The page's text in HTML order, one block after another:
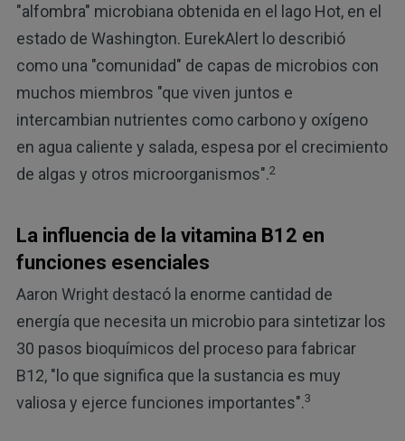
"alfombra" microbiana obtenida en el lago Hot, en el
estado de Washington. EurekAlert lo describió
como una "comunidad" de capas de microbios con
muchos miembros "que viven juntos e
intercambian nutrientes como carbono y oxígeno
en agua caliente y salada, espesa por el crecimiento
de algas y otros microorganismos".2
La influencia de la vitamina B12 en
funciones esenciales
Aaron Wright destacó la enorme cantidad de
energía que necesita un microbio para sintetizar los
30 pasos bioquímicos del proceso para fabricar
B12, "lo que significa que la sustancia es muy
valiosa y ejerce funciones importantes".3